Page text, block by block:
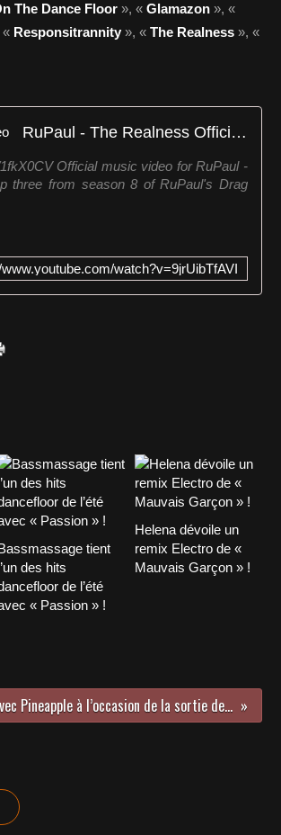
The Dance Floor », « Glamazon », «
« Responsitrannity », « The Realness », «
RuPaul - The Realness Official Music Video
Official music video for RuPaul -
three from season 8 of RuPaul's Drag
watch?v=9jrUibTfAVI
tient
des hits
de l’été
« Passion » !
Helena dévoile un
remix Electro de «
Mauvais Garçon » !
Rencontre avec Pineapple à l’occasion de la sortie de son nouveau disque !